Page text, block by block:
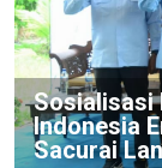
Sosialisasi
Indonesia
Sacurai